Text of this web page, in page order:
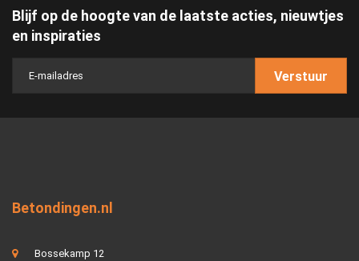
Blijf op de hoogte van de laatste acties, nieuwtjes
en inspiraties
Verstuur
Betondingen.nl
Bossekamp 12